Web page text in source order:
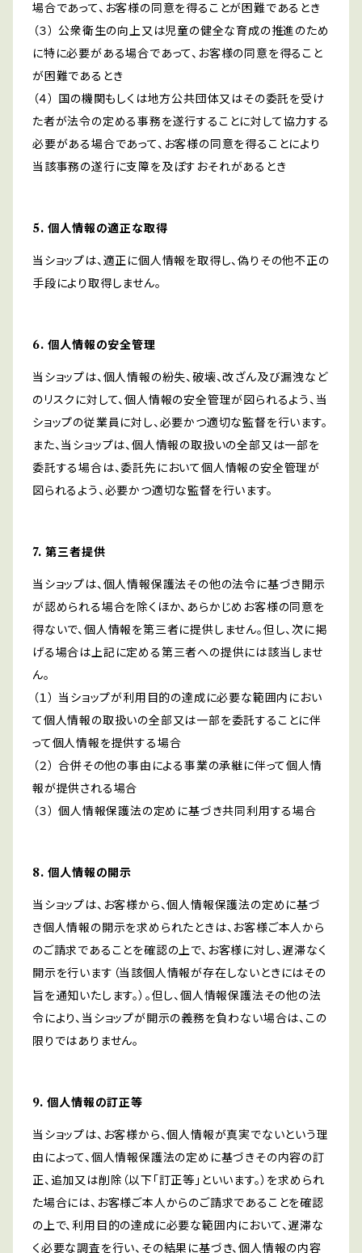
場合であって、お客様の同意を得ることが困難であるとき
（３） 公衆衛生の向上又は児童の健全な育成の推進のため
に特に必要がある場合であって、お客様の同意を得ること
が困難であるとき
（４） 国の機関もしくは地方公共団体又はその委託を受け
た者が法令の定める事務を遂行することに対して協力する
必要がある場合であって、お客様の同意を得ることにより
当該事務の遂行に支障を及ぼすおそれがあるとき
5. 個人情報の適正な取得
当ショップは、適正に個人情報を取得し、偽りその他不正の
手段により取得しません。
6. 個人情報の安全管理
当ショップは、個人情報の紛失、破壊、改ざん及び漏洩など
のリスクに対して、個人情報の安全管理が図られるよう、当
ショップの従業員に対し、必要かつ適切な監督を行います。
また、当ショップは、個人情報の取扱いの全部又は一部を
委託する場合は、委託先において個人情報の安全管理が
図られるよう、必要かつ適切な監督を行います。
7. 第三者提供
当ショップは、個人情報保護法その他の法令に基づき開示
が認められる場合を除くほか、あらかじめお客様の同意を
得ないで、個人情報を第三者に提供しません。但し、次に掲
げる場合は上記に定める第三者への提供には該当しませ
ん。
（１） 当ショップが利用目的の達成に必要な範囲内におい
て個人情報の取扱いの全部又は一部を委託することに伴
って個人情報を提供する場合
（２） 合併その他の事由による事業の承継に伴って個人情
報が提供される場合
（３） 個人情報保護法の定めに基づき共同利用する場合
8. 個人情報の開示
当ショップは、お客様から、個人情報保護法の定めに基づ
き個人情報の開示を求められたときは、お客様ご本人から
のご請求であることを確認の上で、お客様に対し、遅滞なく
開示を行います（当該個人情報が存在しないときにはその
旨を通知いたします。）。但し、個人情報保護法その他の法
令により、当ショップが開示の義務を負わない場合は、この
限りではありません。
9. 個人情報の訂正等
当ショップは、お客様から、個人情報が真実でないという理
由によって、個人情報保護法の定めに基づきその内容の訂
正、追加又は削除（以下「訂正等」といいます。）を求められ
た場合には、お客様ご本人からのご請求であることを確認
の上で、利用目的の達成に必要な範囲内において、遅滞な
く必要な調査を行い、その結果に基づき、個人情報の内容